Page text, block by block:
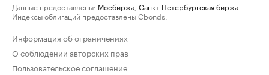
Данные предоставлены: Мосбиржа Санкт-Петербургская биржа
Индексы облигаций предоставлены Cbonds.
Информация об ограничениях
О соблюдении авторских прав
Пользовательское соглашение